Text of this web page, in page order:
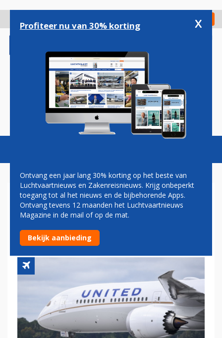
gaan
Check in
Magazine Podcasts Vacatures
UNITED AIRLINES ONDER
VUUR OM NIEUWE GENDER-
OPTIE
Profiteer nu van 30% korting x
Ontvang een jaar lang 30% korting op het beste van
Luchtvaartnieuws en Zakenreisnieuws. Krijg onbeperkt
toegang tot al het nieuws en de bijbehorende Apps.
Ontvang tevens 12 maanden het Luchtvaartnieuws
Magazine in de mail of op de mat.
Bekijk aanbieding